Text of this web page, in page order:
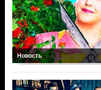
Новость